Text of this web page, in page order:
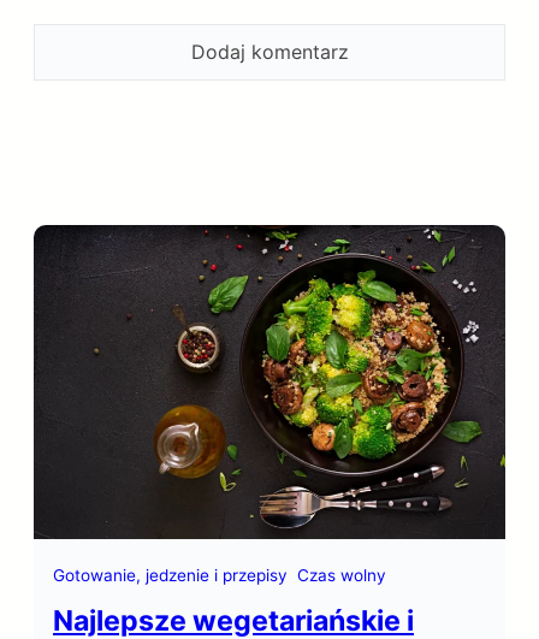
Gotowanie, jedzenie i przepisy Czas wolny
Najlepsze wegetariańskie i